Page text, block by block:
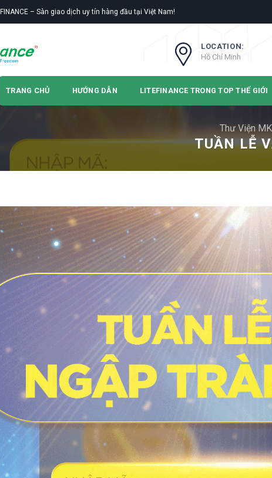
– Sàn giao dịch uy tín hàng đầu tại Việt Nam!
LOCATION:
Hồ Chí Minh
TRANG CHỦ HƯỚNG DẪN LITEFINANCE TRONG TOP THẾ GIỚI
Thư Viện
TUẦN LỄ